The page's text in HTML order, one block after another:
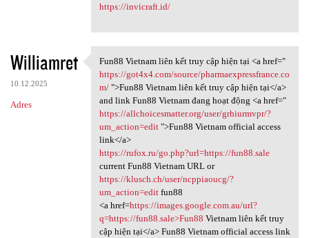
https://invicraft.id/
Williamret
10.12.2025
Adres
Fun88 Vietnam liên kết truy
Fun88 Vietnam liên kết truy cập hiện tại <a href="
https://got4x4.com/source/pharmaexpressfrance.co
m/">Fun88 Vietnam liên kết truy cập hiện tại</a>
and link Fun88 Vietnam đang hoạt động <a href="
https://allchoicesmatter.org/user/grhiurmvpr/?
um_action=edit">Fun88 Vietnam official access
link</a>
https://rufox.ru/go.php?url=https://fun88.sale
current Fun88 Vietnam URL or
https://klusch.ch/user/ncppiaoucg/?
um_action=editfun88
<a href=https://images.google.com.au/url?
q=https://fun88.sale>Fun88 Vietnam liên kết truy
cập hiện tại</a> Fun88 Vietnam official access link